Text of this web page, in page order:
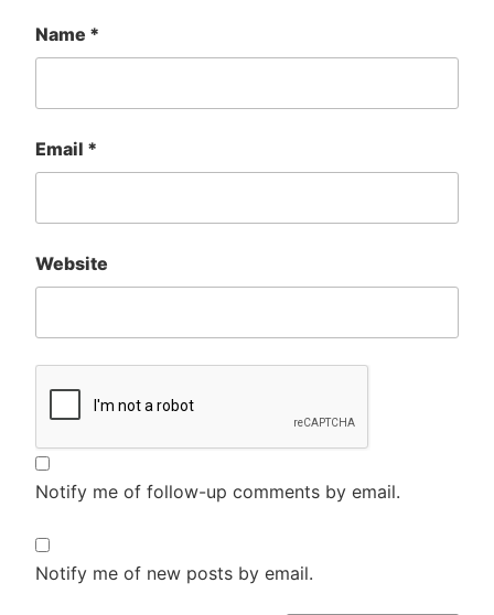
Name *
Email *
Website
Notify me of follow-up comments by email.
Notify me of new posts by email.